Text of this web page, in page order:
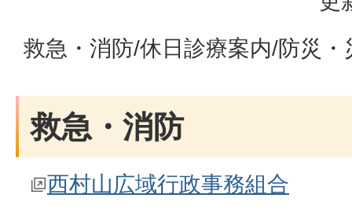
救急・消防/休日診療案内/防災
救急・消防
西村山広域行政事務組合